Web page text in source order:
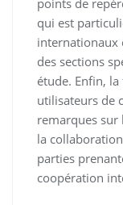
qui est
internationaux
des sections
étude. Enfin,
utilisateurs de
remarques sur
la collaboration
parties
coopération